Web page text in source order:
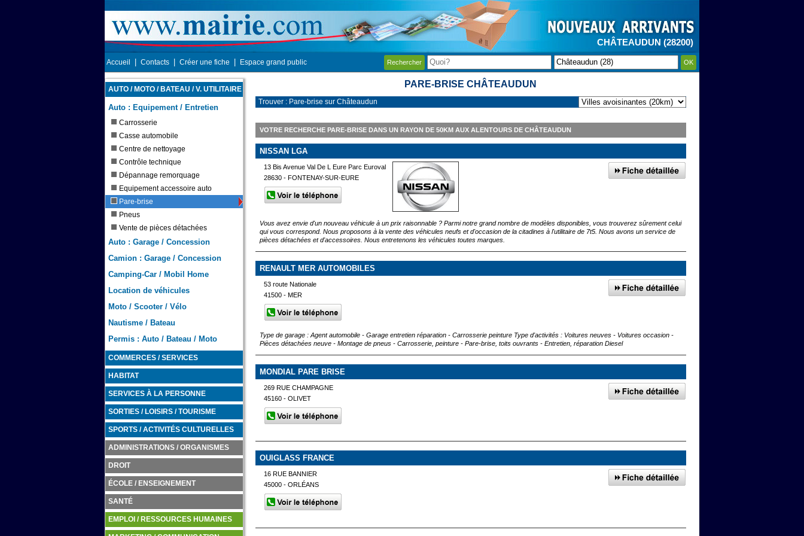
CHÂTEAUDUN (28200)
Accueil Contacts Créer une fiche Espace grand public Rechercher OK
AUTO / MOTO / BATEAU / V. UTILITAIRE
Auto : Equipement / Entretien
Carrosserie
Casse automobile
Centre de nettoyage
Contrôle technique
Dépannage remorquage
Equipement accessoire auto
Pare-brise
Pneus
Vente de pièces détachées
Auto : Garage / Concession
Camion : Garage / Concession
Camping-Car / Mobil Home
Location de véhicules
Moto / Scooter / Vélo
Nautisme / Bateau
Permis : Auto / Bateau / Moto
COMMERCES / SERVICES
HABITAT
SERVICES À LA PERSONNE
SORTIES / LOISIRS / TOURISME
SPORTS / ACTIVITÉS CULTURELLES
ADMINISTRATIONS / ORGANISMES
DROIT
ÉCOLE / ENSEIGNEMENT
SANTÉ
EMPLOI / RESSOURCES HUMAINES
PARE-BRISE CHÂTEAUDUN
Trouver : Pare-brise sur Châteaudun
VOTRE RECHERCHE PARE-BRISE DANS UN RAYON DE 50KM AUX ALENTOURS DE CHÂTEAUDUN
NISSAN LGA
13 Bis Avenue Val De L Eure Parc Euroval
28630 - FONTENAY-SUR-EURE
Vous avez envie d'un nouveau véhicule à un prix raisonnable ? Parmi notre grand nombre de modèles disponibles, vous trouverez sûrement celui
qui vous correspond. Nous proposons à la vente des véhicules neufs et d'occasion de la citadines à l'utilitaire de 7t5. Nous avons un service de
pièces détachées et d'accessoires. Nous entretenons les véhicules toutes marques.
RENAULT MER AUTOMOBILES
53 route Nationale
41500 - MER
Type de garage : Agent automobile - Garage entretien réparation - Carrosserie peinture Type d'activités : Voitures neuves - Voitures occasion -
Pièces détachées neuve - Montage de pneus - Carrosserie, peinture - Pare-brise, toits ouvrants - Entretien, réparation Diesel
MONDIAL PARE BRISE
269 RUE CHAMPAGNE
45160 - OLIVET
OUIGLASS FRANCE
16 RUE BANNIER
45000 - ORLÉANS